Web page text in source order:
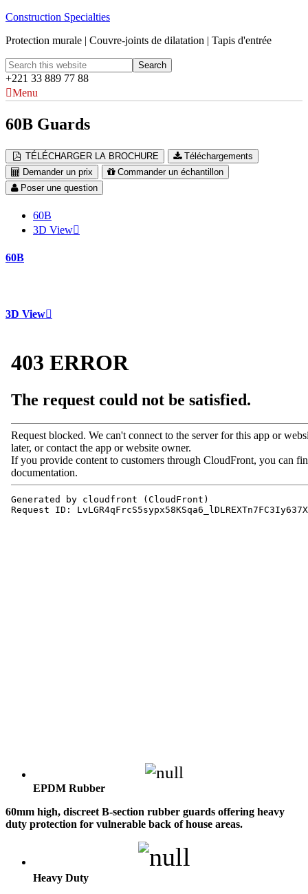
Construction Specialties
Protection murale | Couvre-joints de dilatation | Tapis d'entrée
+221 33 889 77 88
Menu
60B Guards
TÉLÉCHARGER LA BROCHURE
Téléchargements
Demander un prix
Commander un échantillon
Poser une question
60B
3D View
60B
3D View
EPDM Rubber
60mm high, discreet B-section rubber guards offering heavy
duty protection for vulnerable back of house areas.
Heavy Duty